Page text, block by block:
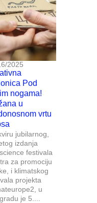
2025
Pod
nogama!
u
vrtu
jubilarnog,
izdanja
festivala
za promociju
i klimatskog
projekta
u
je 5....